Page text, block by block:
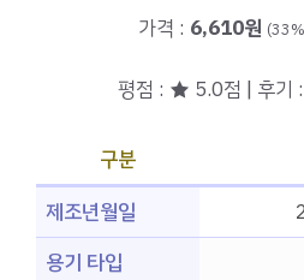
가격 : 6,610원
평점 : ★ 5.0점 | 후기 :
구분
제조년월일
용기 타입